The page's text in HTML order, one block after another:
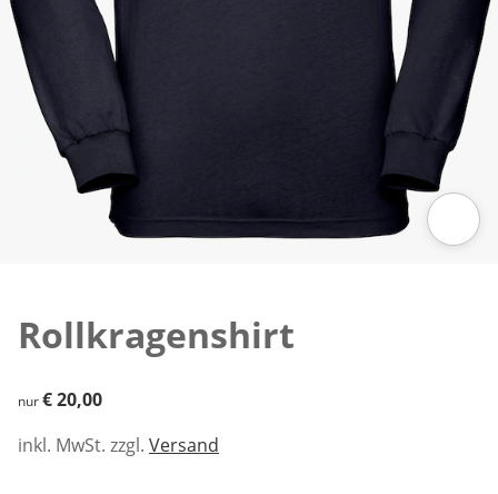
Rollkragenshirt
€ 20,00
nur€ 20,00
inkl. MwSt. zzgl. Versand